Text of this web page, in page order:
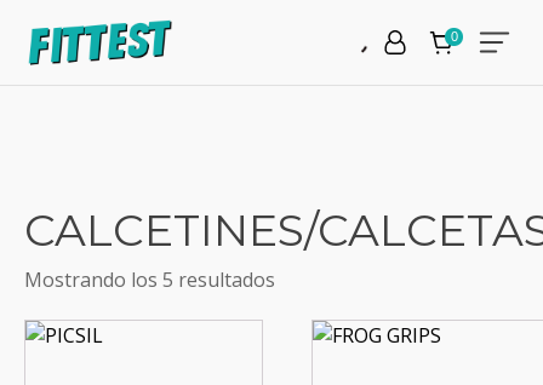
CALCETINES/
Mostrando los 5 resultados